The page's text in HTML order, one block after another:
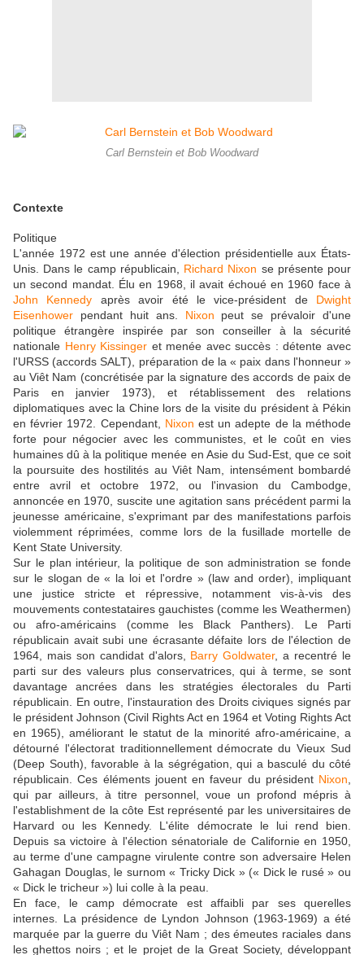
Carl Bernstein et Bob Woodward
Contexte
Politique
L'année 1972 est une année d'élection présidentielle aux États-
Unis. Dans le camp républicain, Richard Nixon se présente pour
un second mandat. Élu en 1968, il avait échoué en 1960 face à
John Kennedy après avoir été le vice-président de Dwight
Eisenhower pendant huit ans. Nixon peut se prévaloir d'une
politique étrangère inspirée par son conseiller à la sécurité
nationale Henry Kissinger et menée avec succès : détente avec
l'URSS (accords SALT), préparation de la « paix dans l'honneur »
au Viêt Nam (concrétisée par la signature des accords de paix de
Paris en janvier 1973), et rétablissement des relations
diplomatiques avec la Chine lors de la visite du président à Pékin
en février 1972. Cependant, Nixon est un adepte de la méthode
forte pour négocier avec les communistes, et le coût en vies
humaines dû à la politique menée en Asie du Sud-Est, que ce soit
la poursuite des hostilités au Viêt Nam, intensément bombardé
entre avril et octobre 1972, ou l'invasion du Cambodge,
annoncée en 1970, suscite une agitation sans précédent parmi la
jeunesse américaine, s'exprimant par des manifestations parfois
violemment réprimées, comme lors de la fusillade mortelle de
Kent State University.
Sur le plan intérieur, la politique de son administration se fonde
sur le slogan de « la loi et l'ordre » (law and order), impliquant
une justice stricte et répressive, notamment vis-à-vis des
mouvements contestataires gauchistes (comme les Weathermen)
ou afro-américains (comme les Black Panthers). Le Parti
républicain avait subi une écrasante défaite lors de l'élection de
1964, mais son candidat d'alors, Barry Goldwater, a recentré le
parti sur des valeurs plus conservatrices, qui à terme, se sont
davantage ancrées dans les stratégies électorales du Parti
républicain. En outre, l'instauration des Droits civiques signés par
le président Johnson (Civil Rights Act en 1964 et Voting Rights Act
en 1965), améliorant le statut de la minorité afro-américaine, a
détourné l'électorat traditionnellement démocrate du Vieux Sud
(Deep South), favorable à la ségrégation, qui a basculé du côté
républicain. Ces éléments jouent en faveur du président Nixon,
qui par ailleurs, à titre personnel, voue un profond mépris à
l'establishment de la côte Est représenté par les universitaires de
Harvard ou les Kennedy. L'élite démocrate le lui rend bien.
Depuis sa victoire à l'élection sénatoriale de Californie en 1950,
au terme d'une campagne virulente contre son adversaire Helen
Gahagan Douglas, le surnom « Tricky Dick » (« Dick le rusé » ou
« Dick le tricheur ») lui colle à la peau.
En face, le camp démocrate est affaibli par ses querelles
internes. La présidence de Lyndon Johnson (1963-1969) a été
marquée par la guerre du Viêt Nam ; des émeutes raciales dans
les ghettos noirs ; et le projet de la Great Society, développant